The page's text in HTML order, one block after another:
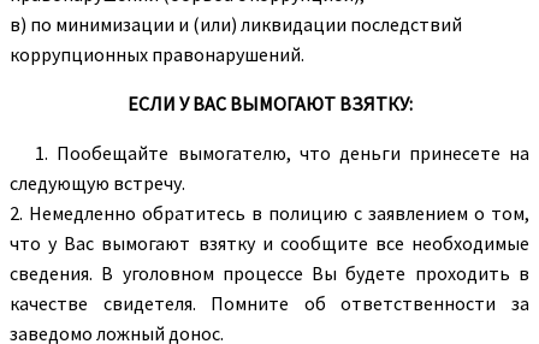
в) по минимизации и (или) ликвидации последствий
коррупционных правонарушений.
ЕСЛИ У ВАС ВЫМОГАЮТ ВЗЯТКУ:
1. Пообещайте вымогателю, что деньги принесете на
следующую встречу.
2. Немедленно обратитесь в полицию с заявлением о том,
что у Вас вымогают взятку и сообщите все необходимые
сведения. В уголовном процессе Вы будете проходить в
качестве свидетеля. Помните об ответственности за
заведомо ложный донос.